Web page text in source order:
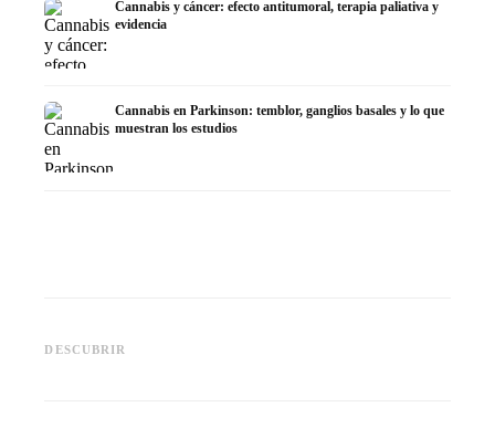
Cannabis y cáncer: efecto antitumoral, terapia paliativa y
evidencia
Cannabis en Parkinson: temblor, ganglios basales y lo que
muestran los estudios
DESCUBRIR
muestran los estudios